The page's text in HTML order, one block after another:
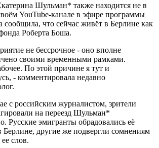
Шульман* также находится не в
YouTube-канале в эфире программы
сообщила, что сейчас живёт в Берлине как
Роберта Боша.
не бессрочное - оно вполне
своими временными рамками.
По этой причине я тут и
- комментировала недавно
с российским журналистом, зрители
на переезд Шульман*
Русские эмигранты обрадовались её
другие же подвергли сомнениям
слов.